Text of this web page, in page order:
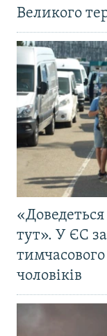
Великого
тут». У ЄС
чоловіків